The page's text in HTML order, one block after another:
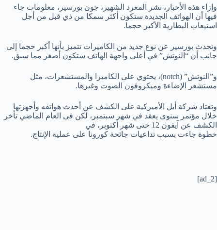
وإزاء هذه الأخبار، نشر المغرد الشهير، جون بورسير، معلومات جاء
فيها أن الهواتف الجديدة ستكون أكثر سمكا من ذي قبل من أجل
استيعاب البطارية الأكبر حجما.
وتحدث بورسير عن نوع جديد من الكاميرات تتميز بأنها أكبر حجما إلى
جانب أن “النوتش” في أعلى واجهة الهاتف ستكون أصغر مما سبق.
و”النوتش” (notch)، يحتوي على الكاميرا والمستشعرات، مثل
مستشعر الإضاءة وميكروفون الصوت وغيرها.
وتعتاد شركة أبل الأميركية على الكشف عن أحدث هواتفه وأجهزتها
خلال مؤتمر سنوي يعقد في شهر سبتمبر، لكن في العام الماضي تأخر
الكشف عن آيفون 12 حتى شهر أكتوبر، في
خطوة جاءت بسبب تداعيات جائحة كورونا على عملية الإنتاج.
[ad_2]